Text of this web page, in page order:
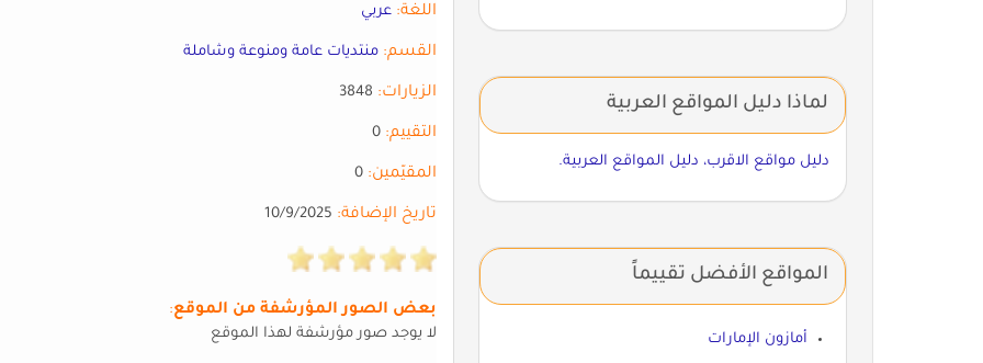
اللغة: عربي
القسم: منتديات عامة ومنوعة وشاملة
الزيارات:
التقييم:
المقيّمين:
تاريخ الإضافة:
بعض الصور المؤرشفة من الموقع:
لا يوجد صور مؤرشفة لهذا الموقع
لماذا دليل المواقع العربية
دليل مواقع الاقرب، دليل المواقع العربية.
المواقع الأفضل تقييماً
أمازون الإمارات